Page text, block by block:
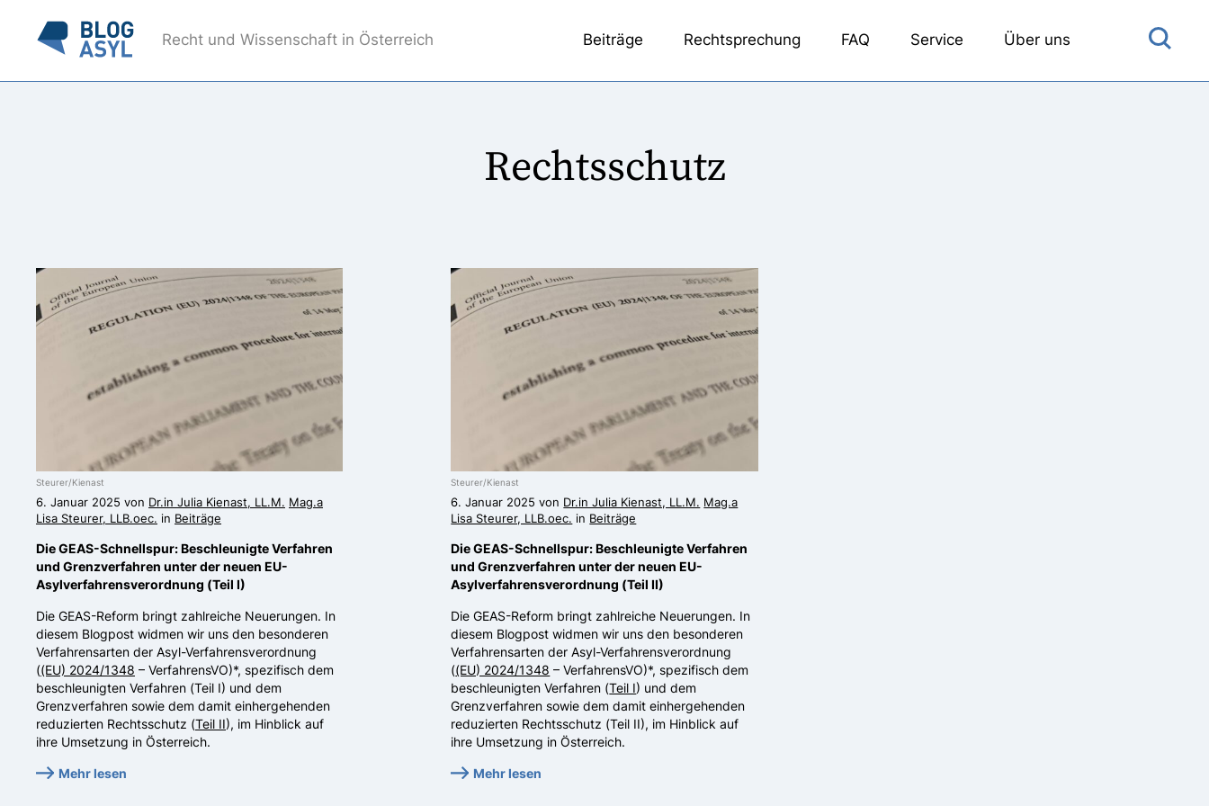
Recht und Wissenschaft in Österreich Beiträge Rechtsprechung FAQ Service Über uns
Rechtsschutz
Steurer/Kienast
6. Januar 2025 von Dr.in Julia Kienast, LL.M. Mag.a
Lisa Steurer, LLB.oec. in Beiträge
Die GEAS-Schnellspur: Beschleunigte Verfahren
und Grenzverfahren unter der neuen EU-
Asylverfahrensverordnung (Teil I)
Die GEAS-Reform bringt zahlreiche Neuerungen. In
diesem Blogpost widmen wir uns den besonderen
Verfahrensarten der Asyl-Verfahrensverordnung
((EU) 2024/1348 – VerfahrensVO)*, spezifisch dem
beschleunigten Verfahren (Teil I) und dem
Grenzverfahren sowie dem damit einhergehenden
reduzierten Rechtsschutz (Teil II), im Hinblick auf
ihre Umsetzung in Österreich.
Mehr lesen
Steurer/Kienast
6. Januar 2025 von Dr.in Julia Kienast, LL.M. Mag.a
Lisa Steurer, LLB.oec. in Beiträge
Die GEAS-Schnellspur: Beschleunigte Verfahren
und Grenzverfahren unter der neuen EU-
Asylverfahrensverordnung (Teil II)
Die GEAS-Reform bringt zahlreiche Neuerungen. In
diesem Blogpost widmen wir uns den besonderen
Verfahrensarten der Asyl-Verfahrensverordnung
((EU) 2024/1348 – VerfahrensVO)*, spezifisch dem
beschleunigten Verfahren (Teil I) und dem
Grenzverfahren sowie dem damit einhergehenden
reduzierten Rechtsschutz (Teil II), im Hinblick auf
ihre Umsetzung in Österreich.
Mehr lesen